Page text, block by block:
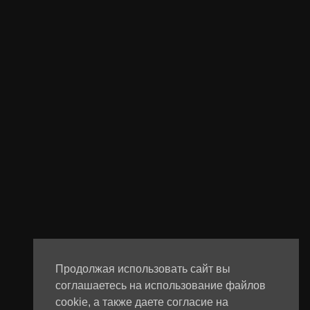
Продолжая использовать сайт вы
соглашаетесь на использование файлов
cookie, а также даете согласие на